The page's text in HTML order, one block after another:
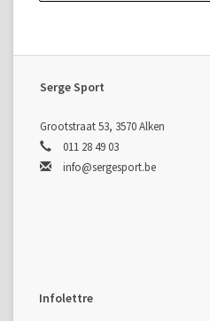
Serge Sport
Grootstraat 53, 3570 Alken
011 28 49 03
info@sergesport.be
Infolettre